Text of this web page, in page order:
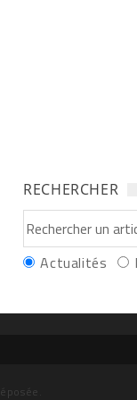
RECHERCHER
Actualités